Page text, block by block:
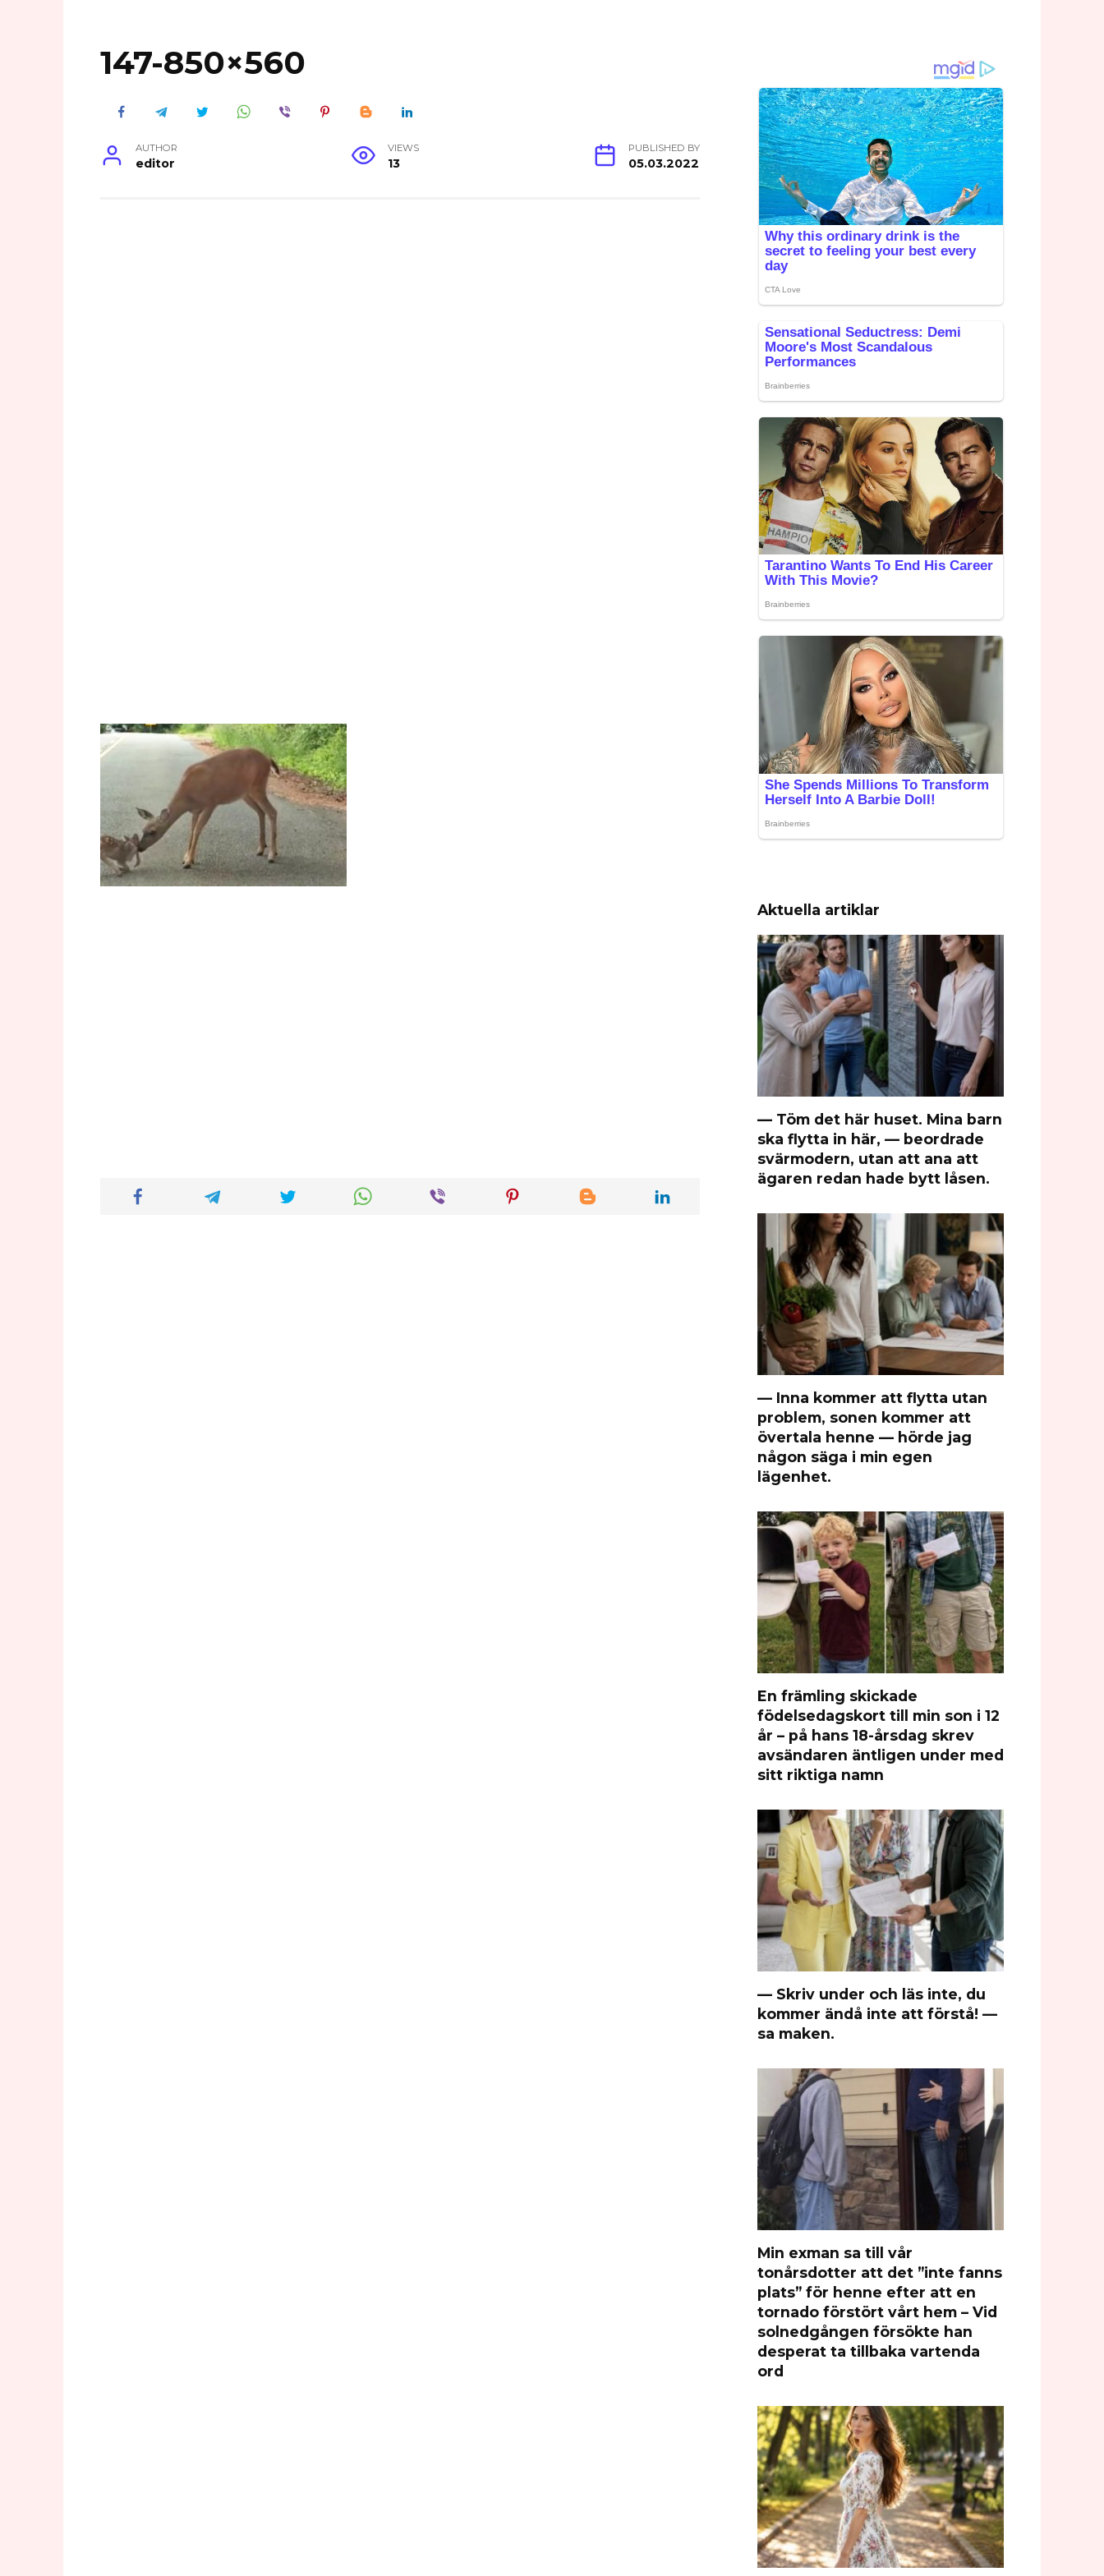
147-850×560
AUTHOR
editor
VIEWS
13
PUBLISHED BY
05.03.2022
Aktuella artiklar
— Töm det här huset. Mina barn
ska flytta in här, — beordrade
svärmodern, utan att ana att
ägaren redan hade bytt låsen.
— Inna kommer att flytta utan
problem, sonen kommer att
övertala henne — hörde jag
någon säga i min egen
lägenhet.
En främling skickade
födelsedagskort till min son i 12
år – på hans 18-årsdag skrev
avsändaren äntligen under med
sitt riktiga namn
— Skriv under och läs inte, du
kommer ändå inte att förstå! —
sa maken.
Min exman sa till vår
tonårsdotter att det ”inte fanns
plats” för henne efter att en
tornado förstört vårt hem – Vid
solnedgången försökte han
desperat ta tillbaka vartenda
ord